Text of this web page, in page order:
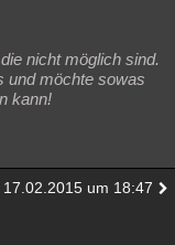
nicht möglich sind.
und möchte sowas
kann!
17.02.2015 um 18:47